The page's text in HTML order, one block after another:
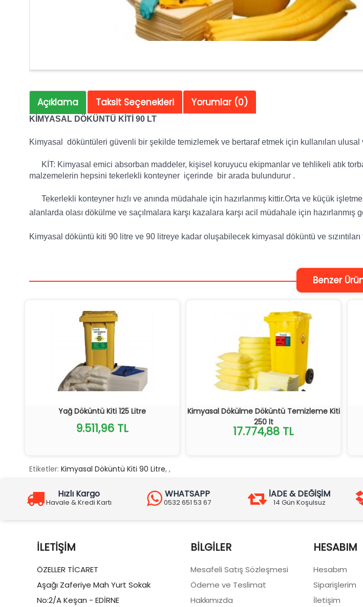
Açıklama Taksit Seçenekleri Yorumlar (0)
KİMYASAL DÖKÜNTÜ KİTİ 90 LT
Kimyasal döküntüleri güvenli bir şekilde temizlemek ve bertaraf etmek için kullanılan ulusal
KİT: Kimyasal emici absorban maddeler, kişisel koruyucu ekipmanlar ve tehlikeli atık
malzemelerin hepsini tekerlekli konteyner içerinde bir arada bulundurur .
Tekerlekli konteyner hızlı ve anında müdahale için hazırlanmış kittir.Orta ve küçük
alanlarda olası dökülme ve saçılmalara karşı kazalara karşı acil müdahale için hazırlanmış
Kimyasal döküntü kiti 90 litre ve 90 litreye kadar oluşabilecek kimyasal döküntü ve
Benzer
Yağ Döküntü Kiti 125 Litre
9.511,96 TL
Kimyasal Dökülme Döküntü Temizleme Kiti
250 lt
17.774,88 TL
Etiketler: Kimyasal Döküntü Kiti 90 Litre, ,
Hızlı Kargo
Havale & Kredi Kartı
WHATSAPP
0532 651 53 67
İADE & DEĞİŞİM
14 Gün Koşulsuz
İLETIŞIM
ÖZELLER TİCARET
Aşağı Zaferiye Mah Yurt Sokak
No:2/A Keşan - EDİRNE
BILGILER
Mesafeli Satış Sözleşmesi
Ödeme ve Teslimat
Hakkımızda
HESABIM
Hesabım
Siparişlerim
İletişim